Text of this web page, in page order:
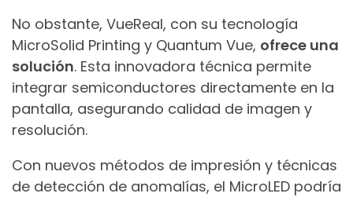
No obstante, VueReal, con su tecnología
MicroSolid Printing y Quantum Vue, ofrece una
solución. Esta innovadora técnica permite
integrar semiconductores directamente en la
pantalla, asegurando calidad de imagen y
resolución.
Con nuevos métodos de impresión y técnicas
de detección de anomalías, el MicroLED podría